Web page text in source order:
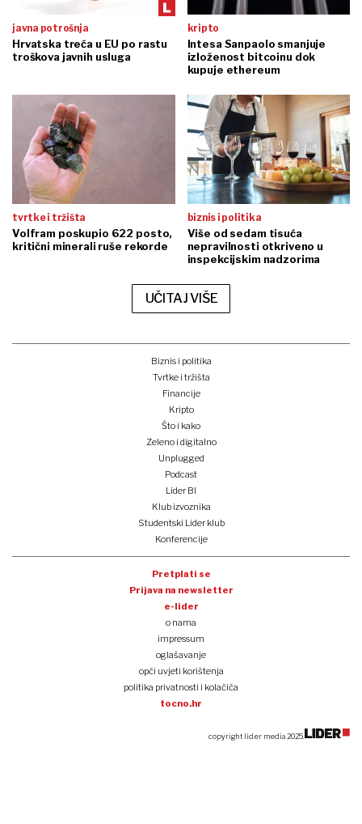
javna potrošnja
Hrvatska treća u EU po rastu
troškova javnih usluga
kripto
Intesa Sanpaolo smanjuje
izloženost bitcoinu dok
kupuje ethereum
tvrtke i tržišta
Volfram poskupio 622 posto,
kritični minerali ruše rekorde
biznis i politika
Više od sedam tisuća
nepravilnosti otkriveno u
inspekcijskim nadzorima
UČITAJ VIŠE
Biznis i politika
Tvrtke i tržišta
Financije
Kripto
Što i kako
Zeleno i digitalno
Unplugged
Podcast
Lider BI
Klub izvoznika
Studentski Lider klub
Konferencije
Pretplati se
Prijava na newsletter
e-lider
o nama
impressum
oglašavanje
opći uvjeti korištenja
politika privatnosti i kolačića
tocno.hr
copyright lider media 2025.